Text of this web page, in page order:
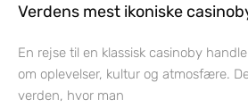
Verdens mest ikoniske
En rejse til en klassisk casinoby
om oplevelser, kultur og atmosfære.
verden, hvor man